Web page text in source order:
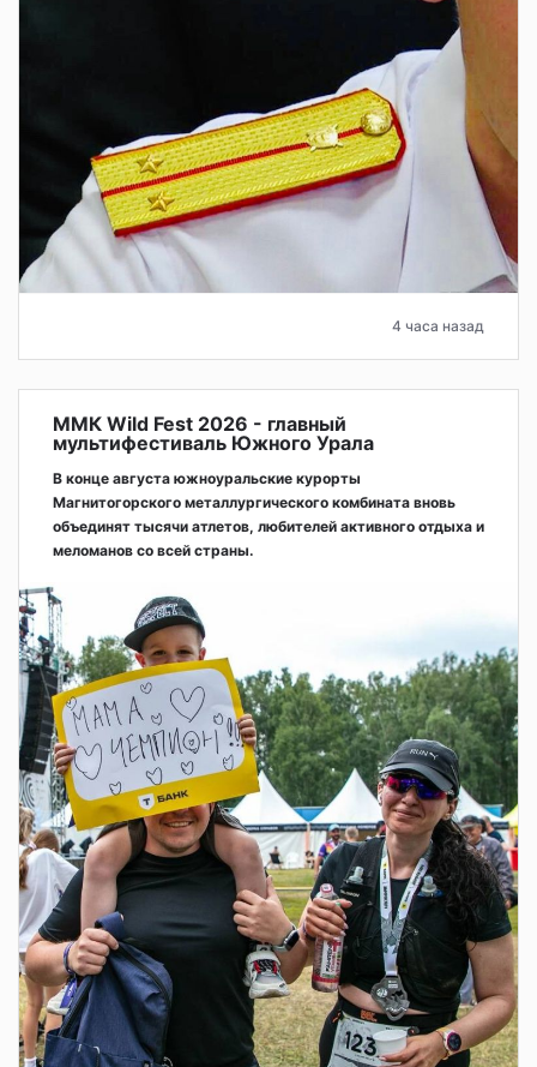
4 часа назад
ММК Wild Fest 2026 - главный
мультифестиваль Южного Урала
В конце августа южноуральские курорты
Магнитогорского металлургического комбината вновь
объединят тысячи атлетов, любителей активного отдыха и
меломанов со всей страны.